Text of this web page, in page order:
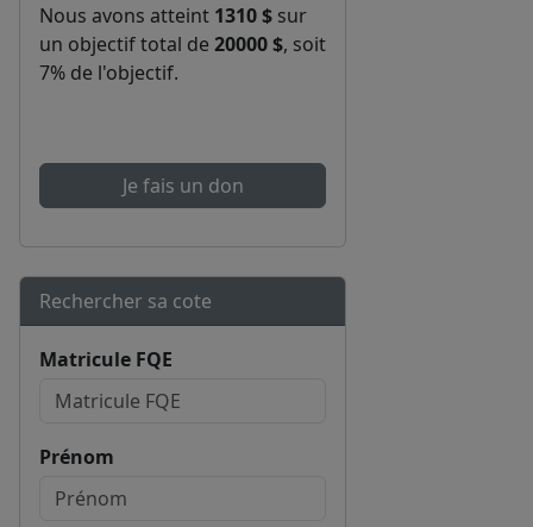
Nous avons atteint 1310 $ sur
un objectif total de 20000 $, soit
7% de l'objectif.
Je fais un don
Rechercher sa cote
Matricule FQE
Prénom